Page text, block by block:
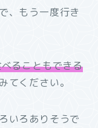
、もう一度行き
ることもできる
てください。
いろありそうで